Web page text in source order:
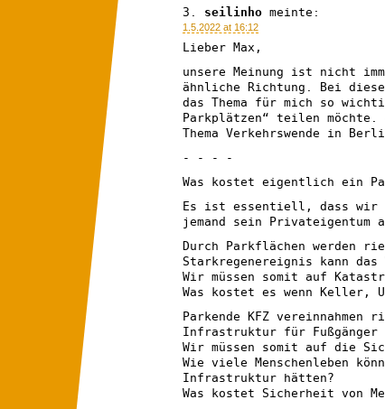
seilinho meinte:
1.5.2022 at 16:12
Lieber Max,
unsere Meinung ist nicht
ähnliche Richtung. Bei
das Thema für mich so
Parkplätzen“ teilen
Thema Verkehrswende in
- - - -
Was kostet eigentlich ein
Es ist essentiell, dass wir
jemand sein
Durch Parkflächen werden
Starkregenereignis kann das
Wir müssen somit auf
Was kostet es wenn Keller,
Parkende KFZ
Infrastruktur für Fußgänger
Wir müssen somit auf die
Wie viele Menschenleben
Infrastruktur hätten?
Was kostet Sicherheit von